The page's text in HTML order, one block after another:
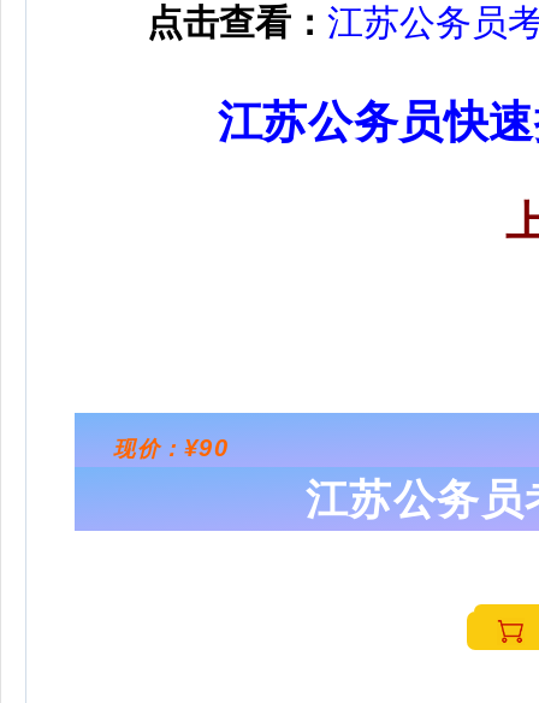
点击查看： 江苏公务员
江苏公务员快
现价： ¥90
江苏公务员